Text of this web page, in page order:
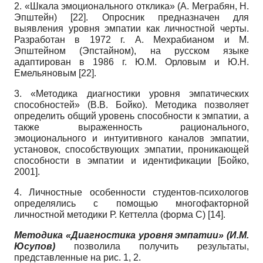
2. «Шкала эмоционального отклика» (А. Меграбян, Н.
Эпштейн)
[22]. Опросник предназначен для
выявления уровня эмпатии как личностной черты.
Разработан в 1972 г. А. Мехрабианом и М.
Эпштейном (Эпстайном), на русском языке
адаптирован в 1986 г. Ю.М. Орловым и Ю.Н.
Емельяновым [22].
3. «Методика диагностики уровня эмпатических
способностей» (В.В. Бойко). Методика позволяет
определить общий уровень способности к эмпатии, а
также выраженность рационального,
эмоционального и интуитивного каналов эмпатии,
установок, способствующих эмпатии, проникающей
способности в эмпатии и идентификации
[Бойко,
2001].
4. Личностные особенности студентов-психологов
определялись с помощью многофакторной
личностной методики Р. Кеттелла (форма С) [14].
Методика «Диагностика уровня эмпатии» (И.М.
Юсупов) позволила получить результаты,
представленные на рис. 1, 2.